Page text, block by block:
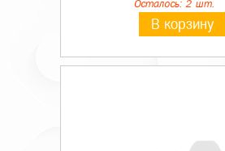
Осталось: 2 шт.
В корзину